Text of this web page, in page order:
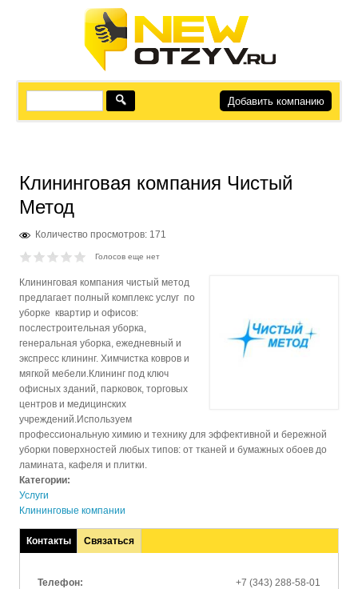
Добавить компанию
Клининговая компания Чистый
Метод
Количество просмотров: 171
Голосов еще нет
Клининговая компания чистый метод
предлагает полный комплекс услуг по
уборке квартир и офисов:
послестроительная уборка,
генеральная уборка, ежедневный и
экспресс клининг.Химчистка ковров и
мягкой мебели.Клининг под ключ
офисных зданий, парковок, торговых
центров и медицинских
учреждений.Используем
профессиональную химию и технику для эффективной и бережной
уборки поверхностей любых типов: от тканей и бумажных обоев до
ламината, кафеля и плитки.
Категории:
Услуги
Клининговые компании
Контакты
(активная
Связаться
Телефон:
+7 (343) 288-58-01